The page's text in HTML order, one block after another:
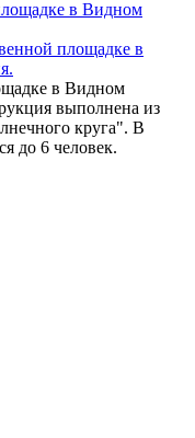
площадке в
в Видном
выполнена из
круга". В
до 6 человек.